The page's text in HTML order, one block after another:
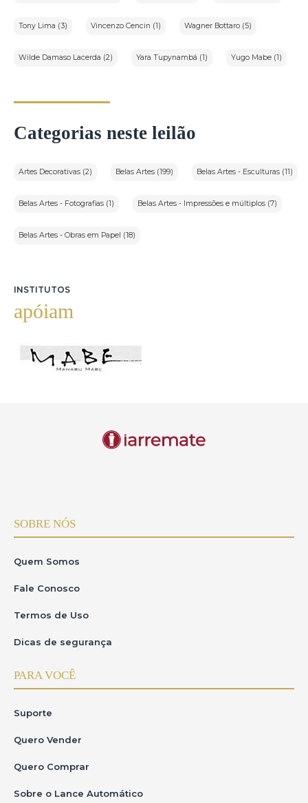
Tony Lima (3) Vincenzo Cencin (1) Wagner Bottaro (5)
Wilde Damaso Lacerda (2) Yara Tupynambá (1) Yugo Mabe (1)
Categorias neste leilão
Artes Decorativas (2) Belas Artes (199) Belas Artes - Esculturas (11)
Belas Artes - Fotografias (1) Belas Artes - Impressões e múltiplos (7)
Belas Artes - Obras em Papel (18)
INSTITUTOS
apóiam
SOBRE NÓS
Quem Somos
Fale Conosco
Termos de Uso
Dicas de segurança
PARA VOCÊ
Suporte
Quero Vender
Quero Comprar
Sobre o Lance Automático